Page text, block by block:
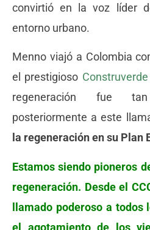
convirtió en la voz líder
entorno urbano.
Menno viajó a Colombia
el prestigioso Construverde
regeneración fue
posteriormente a este
la regeneración en su Plan
Estamos siendo pioneros
regeneración. Desde el
llamado poderoso a
el agotamiento de los